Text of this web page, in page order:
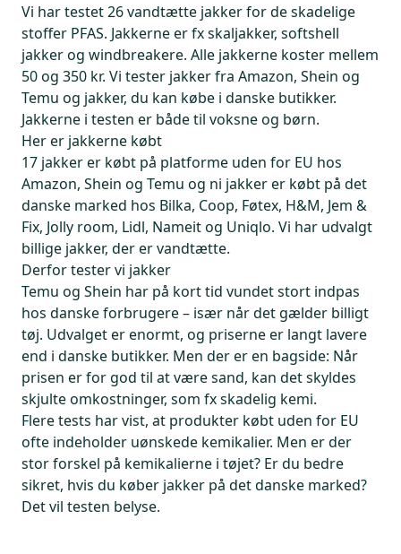
Vi har testet 26 vandtætte jakker for de skadelige
stoffer PFAS. Jakkerne er fx skaljakker, softshell
jakker og windbreakere. Alle jakkerne koster mellem
50 og 350 kr. Vi tester jakker fra Amazon, Shein og
Temu og jakker, du kan købe i danske butikker.
Jakkerne i testen er både til voksne og børn.
Her er jakkerne købt
17 jakker er købt på platforme uden for EU hos
Amazon, Shein og Temu og ni jakker er købt på det
danske marked hos Bilka, Coop, Føtex, H&M, Jem &
Fix, Jolly room, Lidl, Nameit og Uniqlo. Vi har udvalgt
billige jakker, der er vandtætte.
Derfor tester vi jakker
Temu og Shein har på kort tid vundet stort indpas
hos danske forbrugere – især når det gælder billigt
tøj. Udvalget er enormt, og priserne er langt lavere
end i danske butikker. Men der er en bagside: Når
prisen er for god til at være sand, kan det skyldes
skjulte omkostninger, som fx skadelig kemi.
Flere tests har vist, at produkter købt uden for EU
ofte indeholder uønskede kemikalier. Men er der
stor forskel på kemikalierne i tøjet? Er du bedre
sikret, hvis du køber jakker på det danske marked?
Det vil testen belyse.